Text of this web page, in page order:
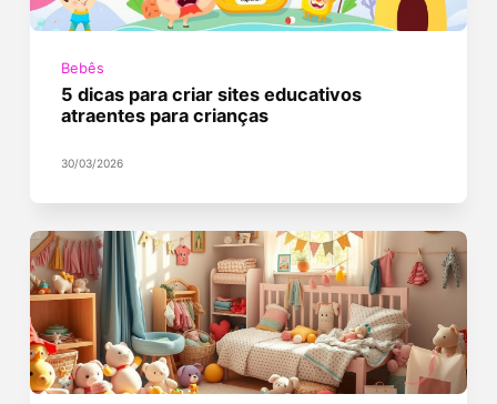
Bebês
5 dicas para criar sites educativos
atraentes para crianças
30/03/2026